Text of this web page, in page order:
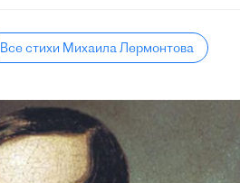
Все стихи Михаила Лермонтова